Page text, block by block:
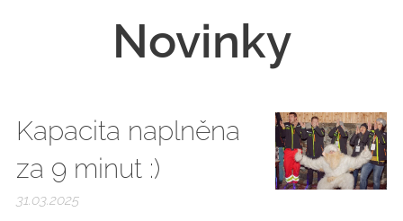
Novinky
Kapacita naplněna
za 9 minut :)
31.03.2025